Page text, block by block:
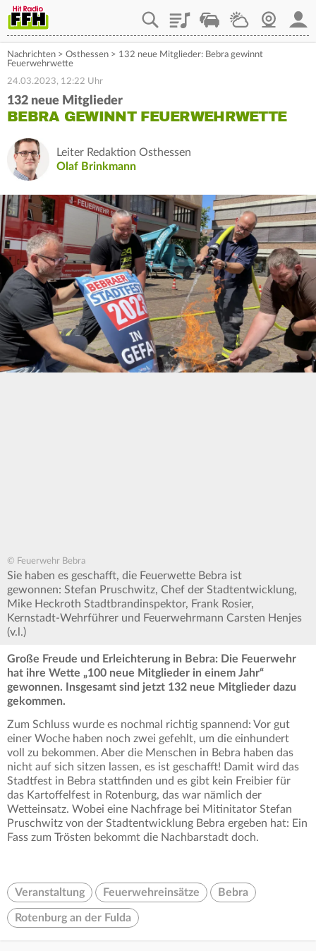
PlaylistStaupilotWetterWebcam
Nachrichten > Osthessen > 132 neue Mitglieder: Bebra gewinnt
Feuerwehrwette
24.03.2023, 12:22 Uhr
132 neue Mitglieder
BEBRA GEWINNT FEUERWEHRWETTE
Leiter Redaktion Osthessen
Olaf Brinkmann
© Feuerwehr Bebra
Sie haben es geschafft, die Feuerwette Bebra ist
gewonnen: Stefan Pruschwitz, Chef der Stadtentwicklung,
Mike Heckroth Stadtbrandinspektor, Frank Rosier,
Kernstadt-Wehrführer und Feuerwehrmann Carsten Henjes
(v.l.)
Große Freude und Erleichterung in Bebra: Die Feuerwehr
hat ihre Wette „100 neue Mitglieder in einem Jahr“
gewonnen. Insgesamt sind jetzt 132 neue Mitglieder dazu
gekommen.
Zum Schluss wurde es nochmal richtig spannend: Vor gut
einer Woche haben noch zwei gefehlt, um die einhundert
voll zu bekommen. Aber die Menschen in Bebra haben das
nicht auf sich sitzen lassen, es ist geschafft! Damit wird das
Stadtfest in Bebra stattfinden und es gibt kein Freibier für
das Kartoffelfest in Rotenburg, das war nämlich der
Wetteinsatz. Wobei eine Nachfrage bei Mitinitator Stefan
Pruschwitz von der Stadtentwicklung Bebra ergeben hat: Ein
Fass zum Trösten bekommt die Nachbarstadt doch.
Veranstaltung Feuerwehreinsätze Bebra
Rotenburg an der Fulda